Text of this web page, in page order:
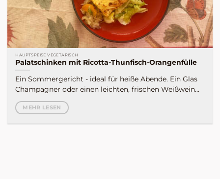
HAUPTSPEISE VEGETARISCH
Palatschinken mit Ricotta-Thunfisch-Orangenfülle
Ein Sommergericht - ideal für heiße Abende. Ein Glas
Champagner oder einen leichten, frischen Weißwein...
MEHR LESEN